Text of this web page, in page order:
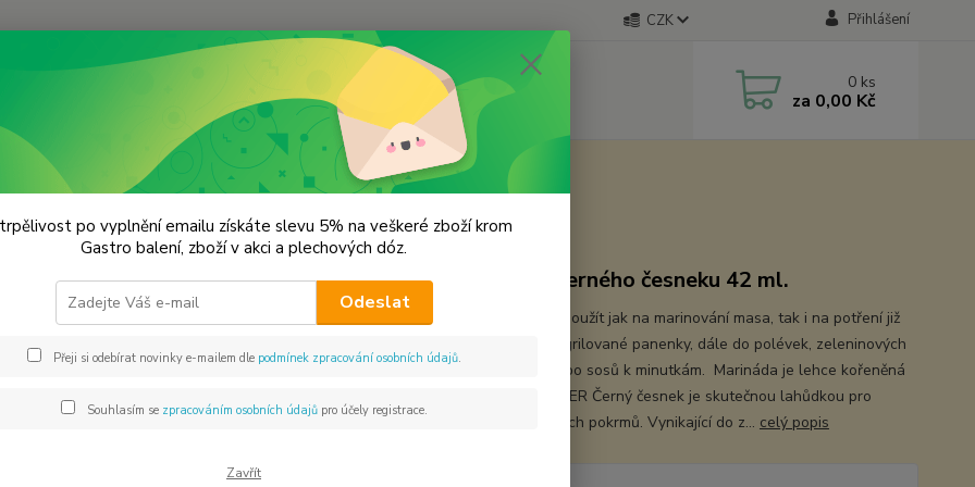
CZK Přihlášení
0 ks
za 0,00 Kč
Černý česnek Marináda Blackber - Sklo 42 ml.
Blackber - Sklo 42 ml.
Marináda z černého česneku 42 ml.
Marinádu můžete použít jak na marinování masa, tak i na potření již
hotového steaku, grilované panenky, dále do polévek, zeleninových
salátů, omáček nebo sosů k minutkám. Marináda je lehce kořeněná
kořením SAMBERBER Černý česnek je skutečnou lahůdkou pro
přípravu rozmanitých pokrmů. Vynikající do z... celý popis
po vyplnění emailu získáte slevu 5% na veškeré zboží krom
Gastro balení, zboží v akci a plechových dóz.
Odeslat
Přeji si odebírat novinky e-mailem dle podmínek zpracování osobních údajů.
Souhlasím se zpracováním osobních údajůpro účely registrace.
Zavřít